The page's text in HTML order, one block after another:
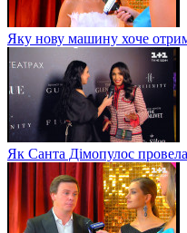
Яку нову машину хоче
Як Санта Дімопулос